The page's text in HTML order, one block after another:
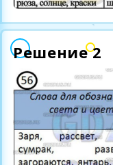
Решение 2